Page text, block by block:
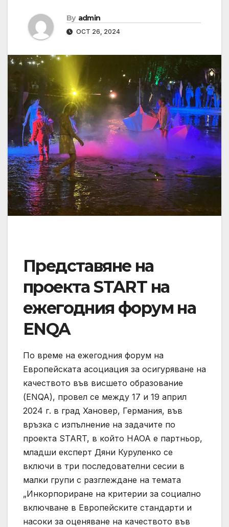
By admin
OCT 26, 2024
Представяне на
проекта START на
ежегодния форум на
ENQA
По време на ежегодния форум на
Европейската асоциация за осигуряване на
качеството във висшето образование
(ENQA), провел се между 17 и 19 април
2024 г. в град Хановер, Германия, във
връзка с изпълнение на задачите по
проекта START, в който НАОА е партньор,
младши експерт Дяни Куруленко се
включи в три последователни сесии в
малки групи с разглеждане на темата
„Инкорпориране на критерии за социално
включване в Европейските стандарти и
насоки за оценяване на качеството във